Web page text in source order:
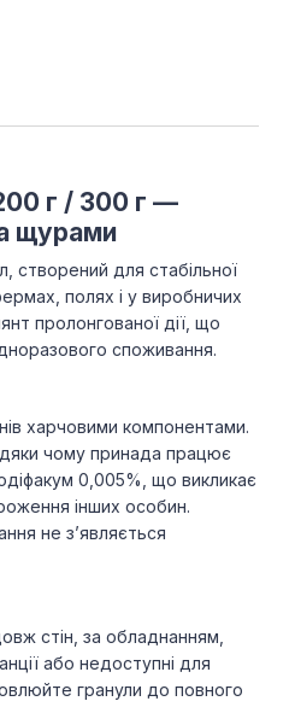
г / 300 г —
щурами
створений для стабільної
полях і у виробничих
пролонгованої дії, що
споживання.
харчовими компонентами.
чому принада працює
0,005%, що викликає
інших особин.
не з’являється
стін, за обладнанням,
або недоступні для
гранули до повного